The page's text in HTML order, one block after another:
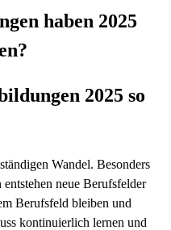
haben 2025
2025 so
Wandel. Besonders
neue Berufsfelder
Berufsfeld bleiben und
kontinuierlich lernen und